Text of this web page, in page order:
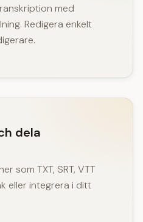
med
Redigera enkelt
dela
som TXT, SRT, VTT
eller integrera i ditt